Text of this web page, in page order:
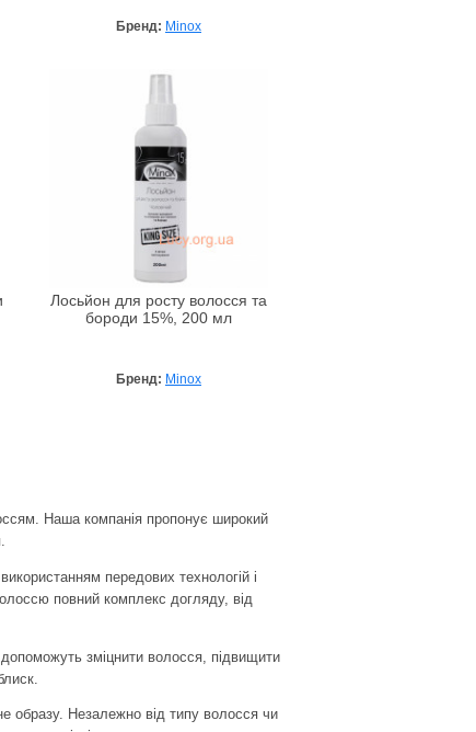
Бренд: Minox
Лосьйон для росту волосся та
бороди 15%, 200 мл
Бренд: Minox
Наша компанія пропонує широкий
передових технологій і
повний комплекс догляду, від
зміцнити волосся, підвищити
образу. Незалежно від типу волосся чи